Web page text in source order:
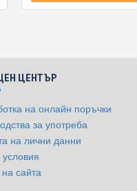
ЦЕНТЪР
на онлайн поръчки
за употреба
на лични данни
сайта